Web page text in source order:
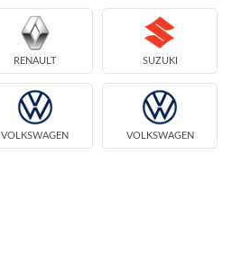
RENAULT SUZUKI
VOLKSWAGEN VOLKSWAGEN